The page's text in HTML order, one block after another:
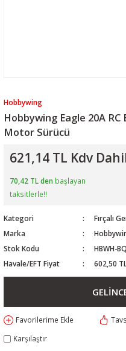
Hobbywing
Hobbywing Eagle 20A RC
Motor Sürücü
621,14 TL Kdv
70,42 TL den başlayan
taksitlerle!!
Kategori
Fırçalı
Marka
Stok Kodu
HBWH-
Havale/EFT Fiyat
602,50
Karşılaştır